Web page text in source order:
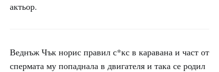
актьор.
Веднъж Чък норис правил с*кс в каравана и част от
спермата му попаднала в двигателя и така се родил